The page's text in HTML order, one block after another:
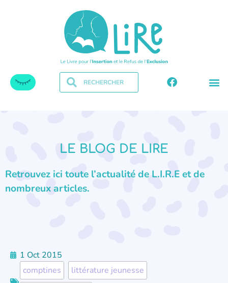
LE BLOG DE LIRE
Retrouvez ici toute l’actualité de L.I.R.E et de
nombreux articles.
1 Oct 2015
comptines
littérature jeunesse